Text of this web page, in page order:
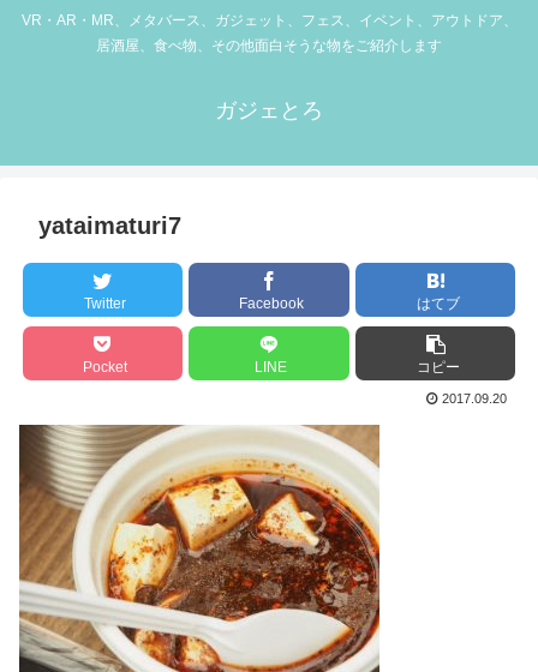
VR・AR・MR、メタバース、ガジェット、フェス、イベント、アウトドア、
居酒屋、食べ物、その他面白そうな物をご紹介します
ガジェとろ
yataimaturi7
Twitter Facebook はてブ
Pocket LINE コピー
2017.09.20